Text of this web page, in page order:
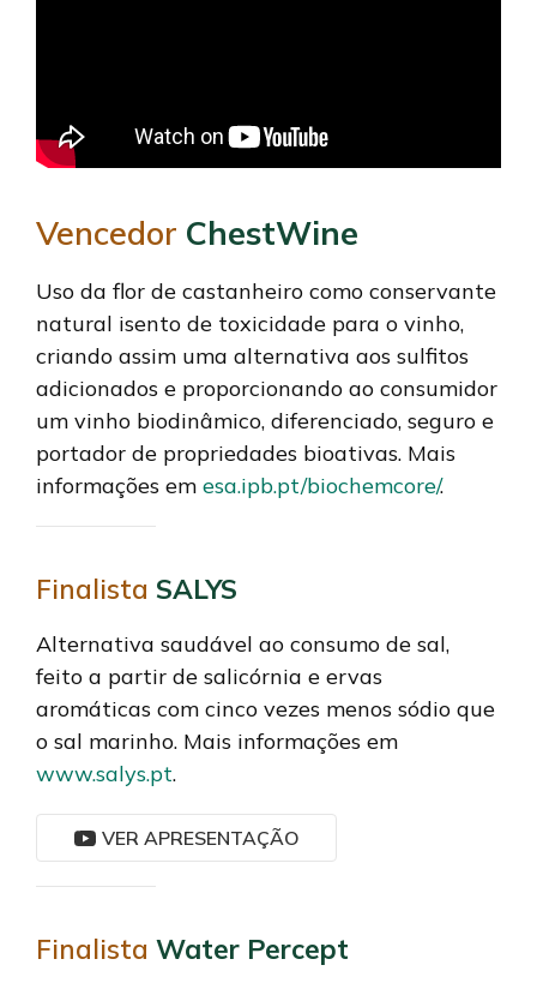
Vencedor ChestWine
Uso da flor de castanheiro como conservante
natural isento de toxicidade para o vinho,
criando assim uma alternativa aos sulfitos
adicionados e proporcionando ao consumidor
um vinho biodinâmico, diferenciado, seguro e
portador de propriedades bioativas. Mais
informações em esa.ipb.pt/biochemcore/.
Finalista SALYS
Alternativa saudável ao consumo de sal,
feito a partir de salicórnia e ervas
aromáticas com cinco vezes menos sódio que
o sal marinho. Mais informações em
www.salys.pt.
VER APRESENTAÇÃO
Finalista Water Percept